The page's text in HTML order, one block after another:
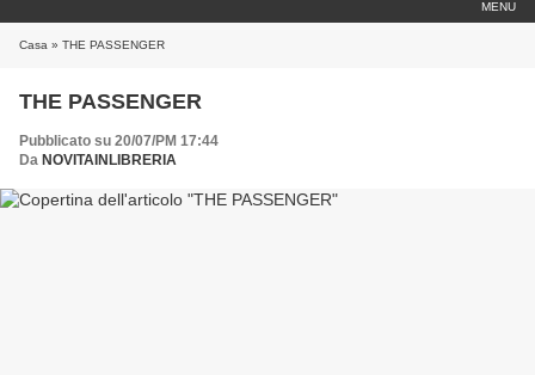
MENU
Casa » THE PASSENGER
THE PASSENGER
Pubblicato su 20/07/PM 17:44
Da NOVITAINLIBRERIA